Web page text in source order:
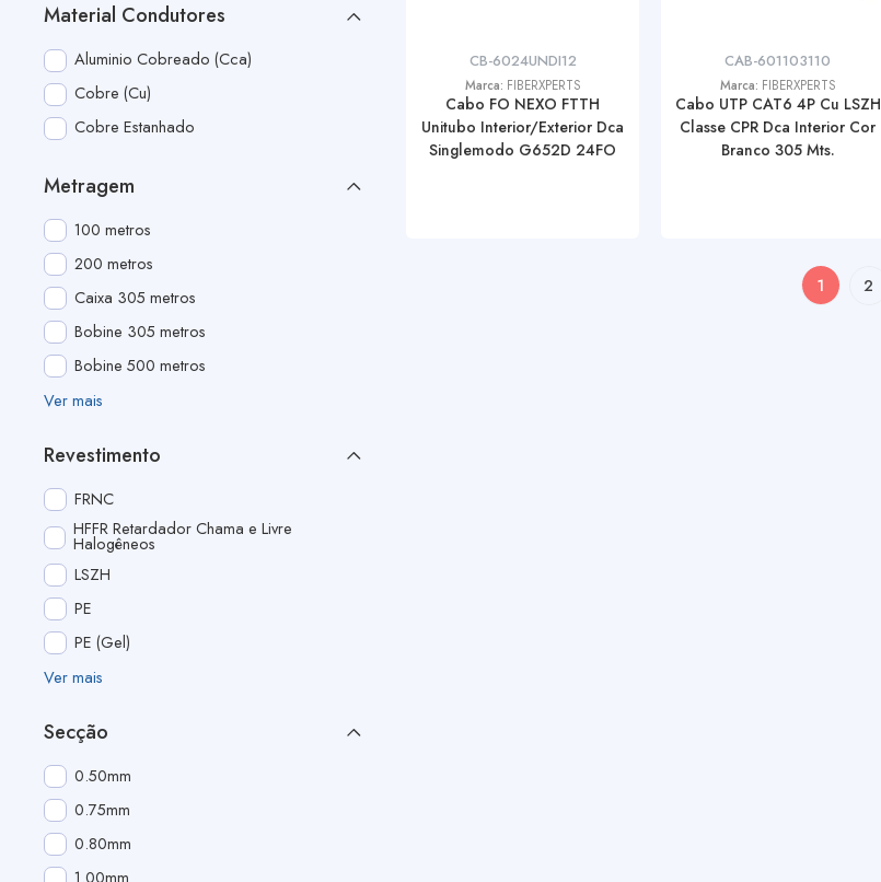
CB-6024UNDI12
Marca: FIBERXPERTS
Cabo FO NEXO FTTH
Unitubo Interior/Exterior Dca
Singlemodo G652D 24FO
CAB-601103110
Marca: FIBERXPERTS
Cabo UTP CAT6 4P Cu LSZH
Classe CPR Dca Interior Cor
Branco 305 Mts.
1 2
Material Condutores
Aluminio Cobreado (Cca)
Cobre (Cu)
Cobre Estanhado
Metragem
100 metros
200 metros
Caixa 305 metros
Bobine 305 metros
Bobine 500 metros
Ver mais
Revestimento
FRNC
HFFR Retardador Chama e Livre
Halogêneos
LSZH
PE
PE (Gel)
Ver mais
Secção
0.50mm
0.75mm
0.80mm
1.00mm